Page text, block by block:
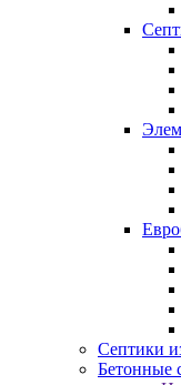
Септики
Бетонные